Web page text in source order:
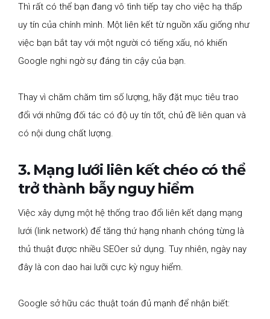
Thì rất có thể bạn đang vô tình tiếp tay cho việc hạ thấp
uy tín của chính mình. Một liên kết từ nguồn xấu giống như
việc bạn bắt tay với một người có tiếng xấu, nó khiến
Google nghi ngờ sự đáng tin cậy của bạn.
Thay vì chăm chăm tìm số lượng, hãy đặt mục tiêu trao
đổi với những đối tác có độ uy tín tốt, chủ đề liên quan và
có nội dung chất lượng.
3. Mạng lưới liên kết chéo có thể
trở thành bẫy nguy hiểm
Việc xây dựng một hệ thống trao đổi liên kết dạng mạng
lưới (link network) để tăng thứ hạng nhanh chóng từng là
thủ thuật được nhiều SEOer sử dụng. Tuy nhiên, ngày nay
đây là con dao hai lưỡi cực kỳ nguy hiểm.
Google sở hữu các thuật toán đủ mạnh để nhận biết: